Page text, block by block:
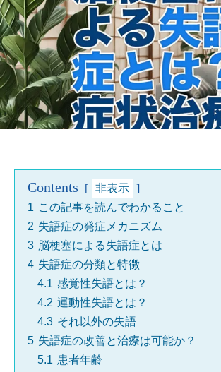
Contents
非表示
1 この記事を読んでわかること
2 失語症の発症メカニズム
3 脳梗塞による失語症とは
4 失語症の分類と特徴
4.1 感覚性失語とは？
4.2 運動性失語とは？
4.3 それ以外の失語
5 失語症の改善と治療は可能か？
5.1 患者年齢